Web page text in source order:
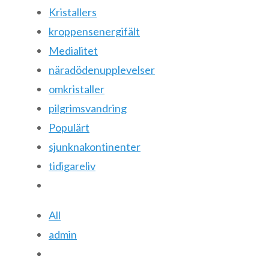
Kristallers
kroppensenergifält
Medialitet
näradödenupplevelser
omkristaller
pilgrimsvandring
Populärt
sjunknakontinenter
tidigareliv
All
admin